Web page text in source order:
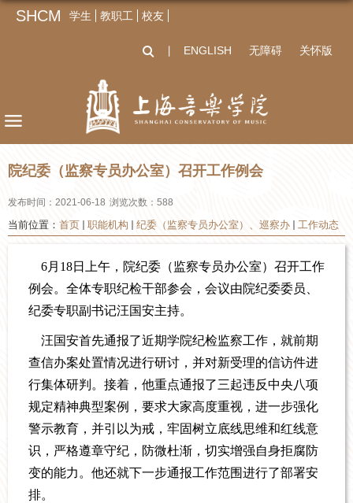
SHCM 学生 教职工 校友
ENGLISH 无障碍 关怀版
院纪委（监察专员办公室）召开工作例会
发布时间：2021-06-18 浏览次数： 588
当前位置： 首页 职能机构 纪委（监察专员办公室）、巡察办 工作动态
6月18日上午，院纪委（监察专员办公室）召开工作
例会。全体专职纪检干部参会，会议由院纪委委员、
纪委专职副书记汪国安主持。
汪国安首先通报了近期学院纪检监察工作，就前期
查信办案处置情况进行研讨，并对新受理的信访件进
行集体研判。接着，他重点通报了三起违反中央八项
规定精神典型案例，要求大家高度重视，进一步强化
警示教育，并引以为戒，牢固树立底线思维和红线意
识，严格遵章守纪，防微杜渐，切实增强自身拒腐防
变的能力。他还就下一步通报工作范围进行了部署安
排。